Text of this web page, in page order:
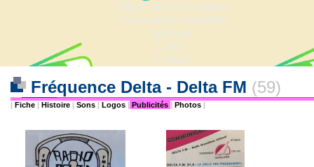
Anciennes fréquences
Fréquences actuelles
Lexique
Liens
Contact
Fréquence Delta - Delta FM (59)
| Fiche | Histoire | Sons | Logos | Publicités | Photos |